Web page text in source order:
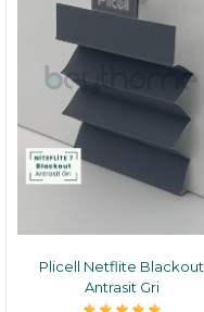
Plicell Netflite Blackout
Antrasit Gri